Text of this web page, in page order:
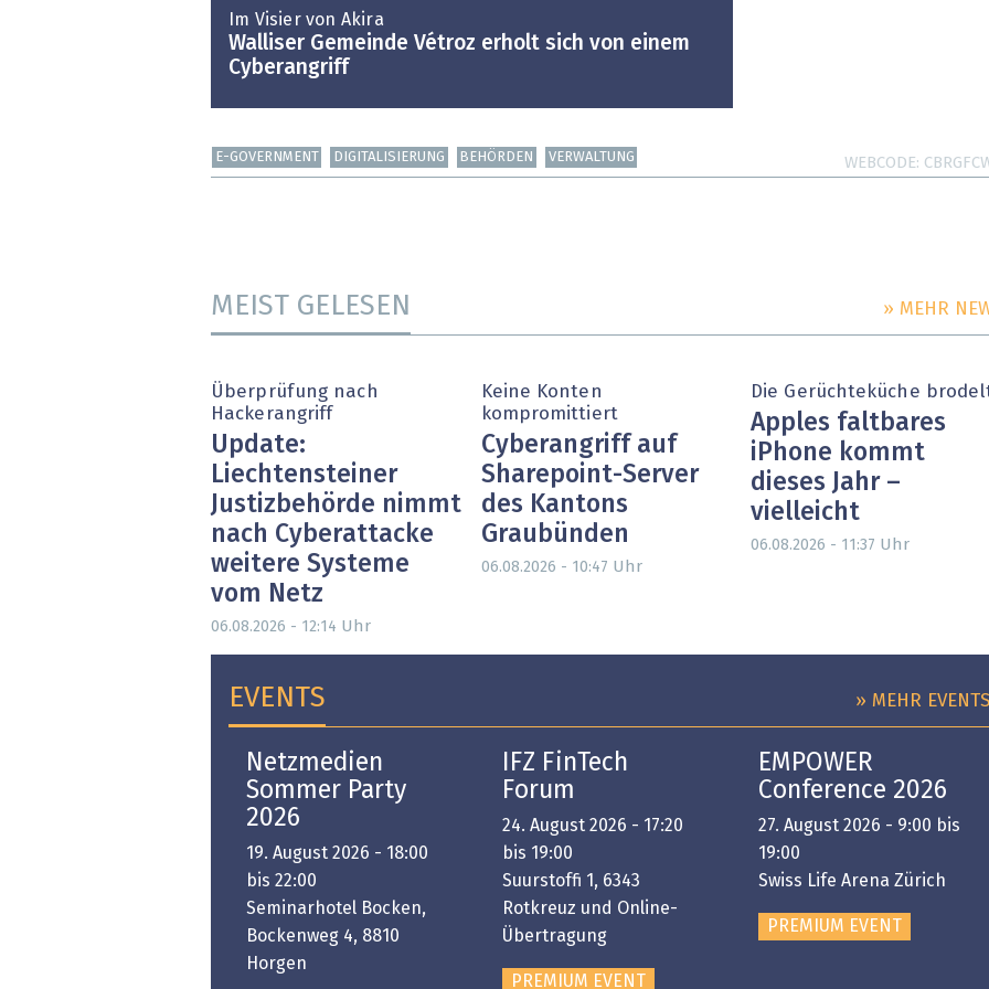
Im Visier von Akira
Walliser Gemeinde Vétroz erholt sich von einem
Cyberangriff
E-GOVERNMENT DIGITALISIERUNG BEHÖRDEN VERWALTUNG WEBCODE
MEIST GELESEN » MEHR
Überprüfung nach
Hackerangriff
Update:
Liechtensteiner
Justizbehörde nimmt
nach Cyberattacke
weitere Systeme
vom Netz
06.08.2026 - 12:14 Uhr
Keine Konten
kompromittiert
Cyberangriff auf
Sharepoint-Server
des Kantons
Graubünden
06.08.2026 - 10:47 Uhr
Die Gerüchteküche
Apples faltbares
iPhone kommt
dieses Jahr –
vielleicht
06.08.2026 - 11:37 Uhr
EVENTS » MEHR EVENTS
Netzmedien
Sommer Party
2026
19. August 2026 - 18:00
bis 22:00
Seminarhotel Bocken,
Bockenweg 4, 8810
Horgen
IFZ FinTech
Forum
24. August 2026 - 17:20
bis 19:00
Suurstoffi 1, 6343
Rotkreuz und Online-
Übertragung
PREMIUM EVENT
EMPOWER
Conference 2026
27. August 2026 - 9:00 bis
19:00
Swiss Life Arena Zürich
PREMIUM EVENT